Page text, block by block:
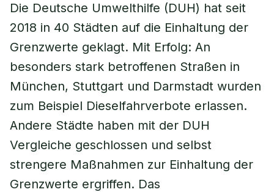
Die Deutsche Umwelthilfe (DUH) hat seit
2018 in 40 Städten auf die Einhaltung der
Grenzwerte geklagt. Mit Erfolg: An
besonders stark betroffenen Straßen in
München, Stuttgart und Darmstadt wurden
zum Beispiel Dieselfahrverbote erlassen.
Andere Städte haben mit der DUH
Vergleiche geschlossen und selbst
strengere Maßnahmen zur Einhaltung der
Grenzwerte ergriffen. Das